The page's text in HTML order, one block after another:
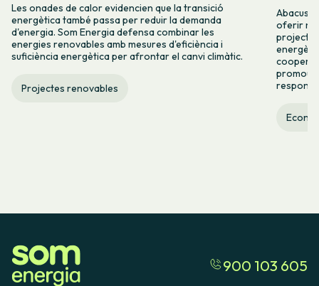
Les onades de calor evidencien que la transició
energètica també passa per reduir la demanda
d'energia. Som Energia defensa combinar les
energies renovables amb mesures d'eficiència i
suficiència energètica per afrontar el canvi climàtic.
Projectes renovables
Abacus i
oferir
900 103 605